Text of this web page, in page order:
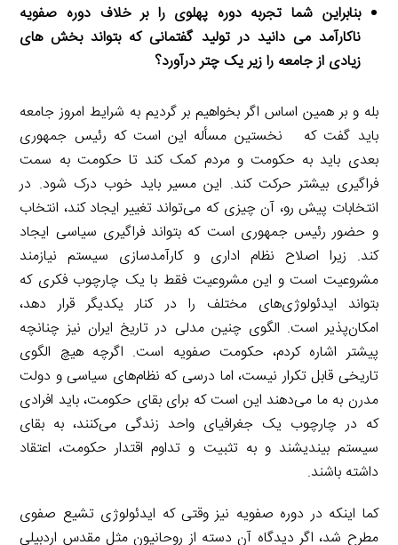
بنابراین شما تجربه دوره پهلوی را بر خلاف دوره صفویه
ناکارآمد می دانید در تولید گفتمانی که بتواند بخش های
زیادی از جامعه را زیر یک چتر درآورد؟
بله و بر همین اساس اگر بخواهیم بر گردیم به شرایط امروز جامعه
باید گفت که نخستین مسأله این است که رئیس جمهوری
بعدی باید به حکومت و مردم کمک کند تا حکومت به سمت
فراگیری بیشتر حرکت کند. این مسیر باید خوب درک شود. در
انتخابات پیش رو، آن چیزی که می‌تواند تغییر ایجاد کند، انتخاب
و حضور رئیس جمهوری است که بتواند فراگیری سیاسی ایجاد
کند. زیرا اصلاح نظام اداری و کارآمدسازی سیستم نیازمند
مشروعیت است و این مشروعیت فقط با یک چارچوب فکری که
بتواند ایدئولوژی‌های مختلف را در کنار یکدیگر قرار دهد،
امکان‌پذیر است. الگوی چنین مدلی در تاریخ ایران نیز چنانچه
پیشتر اشاره کردم، حکومت صفویه است. اگرچه هیچ الگوی
تاریخی قابل تکرار نیست، اما درسی که نظام‌های سیاسی و دولت
مدرن به ما می‌دهند این است که برای بقای حکومت، باید افرادی
که در چارچوب یک جغرافیای واحد زندگی می‌کنند، به بقای
سیستم بیندیشند و به تثبیت و تداوم اقتدار حکومت، اعتقاد
داشته باشند.
کما اینکه در دوره صفویه نیز وقتی که ایدئولوژی تشیع صفوی
مطرح شد، اگر دیدگاه آن دسته از روحانیون مثل مقدس اردبیلی